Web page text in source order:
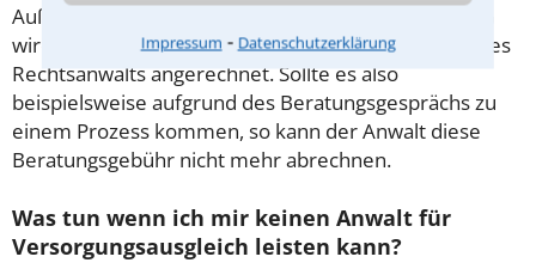
Impressum ⁃ Datenschutzerklärung
Außerdem gut zu wissen: Gemäß § 34 Absatz 2 RVG
wird die Beratungsgebühr auf weitere Tätigkeiten des
Rechtsanwalts angerechnet. Sollte es also
beispielsweise aufgrund des Beratungsgesprächs zu
einem Prozess kommen, so kann der Anwalt diese
Beratungsgebühr nicht mehr abrechnen.
Was tun wenn ich mir keinen Anwalt für
Versorgungsausgleich leisten kann?